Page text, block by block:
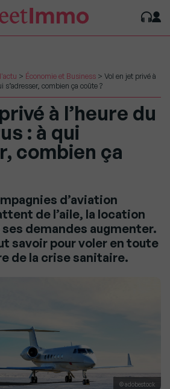
> Économie et Business > Vol en jet privé à
s’adresser, combien ça coûte ?
à l’heure du
: à qui
combien ça
d’aviation
de l’aile, la location
demandes augmenter.
savoir pour voler en toute
de la crise sanitaire.
© adobestock